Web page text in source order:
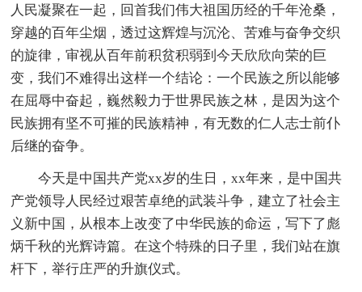
人民凝聚在一起，回首我们伟大祖国历经的千年沧桑，
穿越的百年尘烟，透过这辉煌与沉沦、苦难与奋争交织
的旋律，审视从百年前积贫积弱到今天欣欣向荣的巨
变，我们不难得出这样一个结论：一个民族之所以能够
在屈辱中奋起，巍然毅力于世界民族之林，是因为这个
民族拥有坚不可摧的民族精神，有无数的仁人志士前仆
后继的奋争。
今天是中国共产党xx岁的生日，xx年来，是中国共
产党领导人民经过艰苦卓绝的武装斗争，建立了社会主
义新中国，从根本上改变了中华民族的命运，写下了彪
炳千秋的光辉诗篇。在这个特殊的日子里，我们站在旗
杆下，举行庄严的升旗仪式。